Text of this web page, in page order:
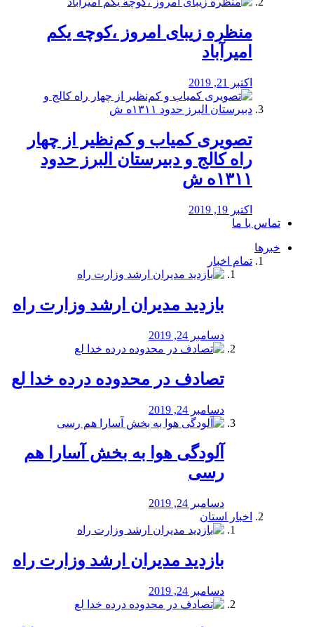
منظره‌‌ زیبای امروز ،کوچه یکم
امیرآباد
اکتبر 21, 2019
️تصویری کمیاب و کم‌نظیر از چهار
راه كالج و دبيرستان البرز حدود
۱۳۱۱ه ش
اکتبر 19, 2019
تماس با ما
خبرها
تمام اخبار
بازدید مدیران ارشد وزارت راه
دسامبر 24, 2019
تصادف در محدوده درده خدا لع
دسامبر 24, 2019
آلودگی هوا به بخش آسارا هم
رسی
دسامبر 24, 2019
اخبار استان
بازدید مدیران ارشد وزارت راه
دسامبر 24, 2019